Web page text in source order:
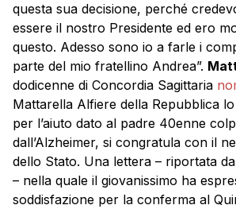
questa sua decisione, perché
essere il nostro Presidente ed ero
questo. Adesso sono io a farle i
parte del mio fratellino Andrea”.
dodicenne di Concordia Sagittaria
Mattarella Alfiere della Repubblica
per l’aiuto dato al padre 40enne
dall’Alzheimer, si congratula con il
dello Stato. Una lettera – riportata
– nella quale il giovanissimo ha
soddisfazione per la conferma al